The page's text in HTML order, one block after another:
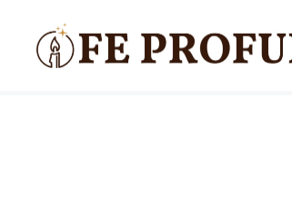
contenido